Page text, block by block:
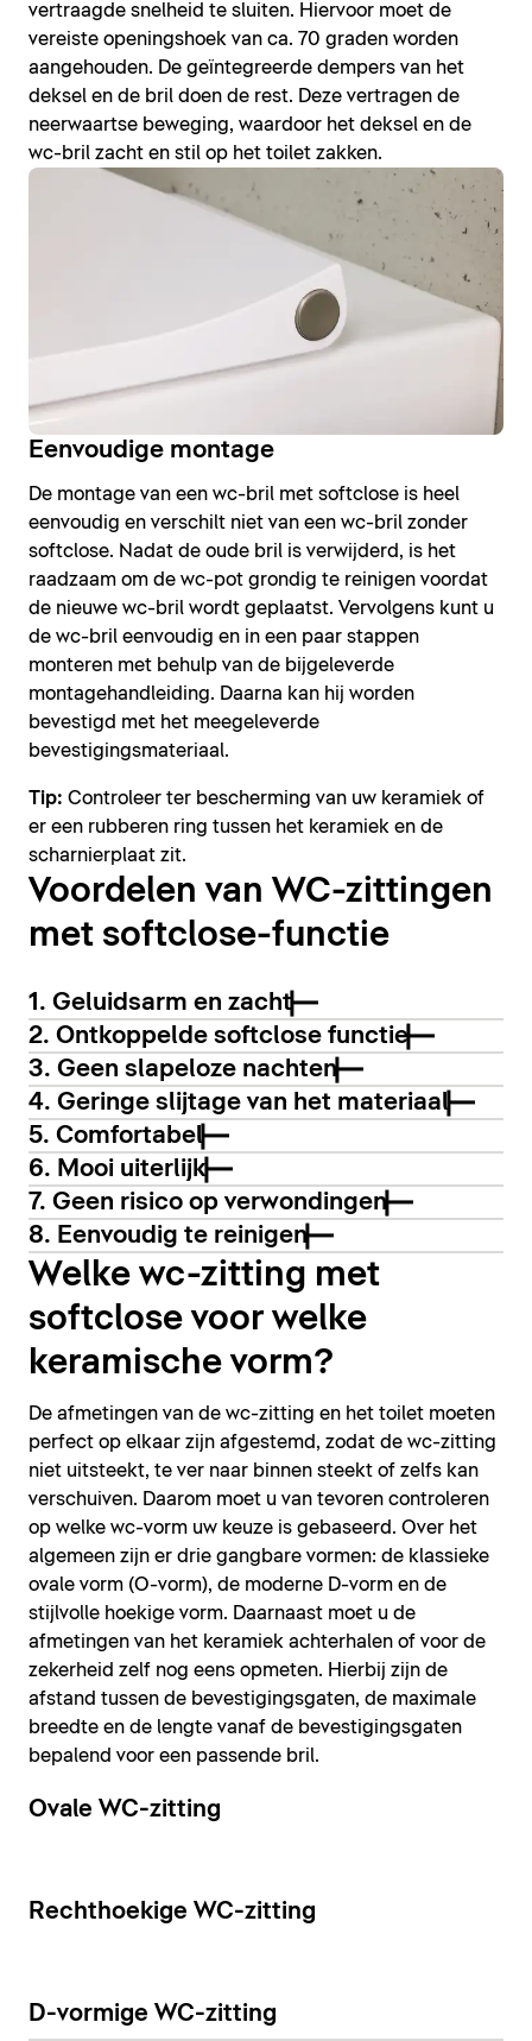
vertraagde snelheid te sluiten. Hiervoor moet de
vereiste openingshoek van ca. 70 graden worden
aangehouden. De geïntegreerde dempers van het
deksel en de bril doen de rest. Deze vertragen de
neerwaartse beweging, waardoor het deksel en de
wc-bril zacht en stil op het toilet zakken.
Eenvoudige montage
De montage van een wc-bril met softclose is heel
eenvoudig en verschilt niet van een wc-bril zonder
softclose. Nadat de oude bril is verwijderd, is het
raadzaam om de wc-pot grondig te reinigen voordat
de nieuwe wc-bril wordt geplaatst. Vervolgens kunt u
de wc-bril eenvoudig en in een paar stappen
monteren met behulp van de bijgeleverde
montagehandleiding. Daarna kan hij worden
bevestigd met het meegeleverde
bevestigingsmateriaal.
Tip: Controleer ter bescherming van uw keramiek of
er een rubberen ring tussen het keramiek en de
scharnierplaat zit.
Voordelen van WC-zittingen
met softclose-functie
1. Geluidsarm en zacht
2. Ontkoppelde softclose functie
3. Geen slapeloze nachten
4. Geringe slijtage van het materiaal
5. Comfortabel
6. Mooi uiterlijk
7. Geen risico op verwondingen
8. Eenvoudig te reinigen
Welke wc-zitting met
softclose voor welke
keramische vorm?
De afmetingen van de wc-zitting en het toilet moeten
perfect op elkaar zijn afgestemd, zodat de wc-zitting
niet uitsteekt, te ver naar binnen steekt of zelfs kan
verschuiven. Daarom moet u van tevoren controleren
op welke wc-vorm uw keuze is gebaseerd. Over het
algemeen zijn er drie gangbare vormen: de klassieke
ovale vorm (O-vorm), de moderne D-vorm en de
stijlvolle hoekige vorm. Daarnaast moet u de
afmetingen van het keramiek achterhalen of voor de
zekerheid zelf nog eens opmeten. Hierbij zijn de
afstand tussen de bevestigingsgaten, de maximale
breedte en de lengte vanaf de bevestigingsgaten
bepalend voor een passende bril.
Ovale WC-zitting
Rechthoekige WC-zitting
D-vormige WC-zitting